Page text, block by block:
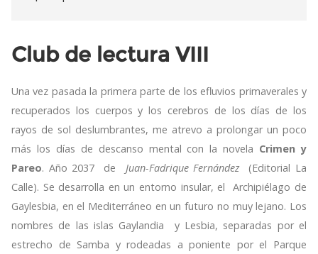
Club de lectura VIII
Una vez pasada la primera parte de los efluvios primaverales y
recuperados los cuerpos y los cerebros de los días de los
rayos de sol deslumbrantes, me atrevo a prolongar un poco
más los días de descanso mental con la novela Crimen y
Pareo. Año 2037 de Juan-Fadrique Fernández(Editorial La
Calle). Se desarrolla en un entorno insular, el Archipiélago de
Gaylesbia, en el Mediterráneo en un futuro no muy lejano. Los
nombres de las islas Gaylandia y Lesbia, separadas por el
estrecho de Samba y rodeadas a poniente por el Parque